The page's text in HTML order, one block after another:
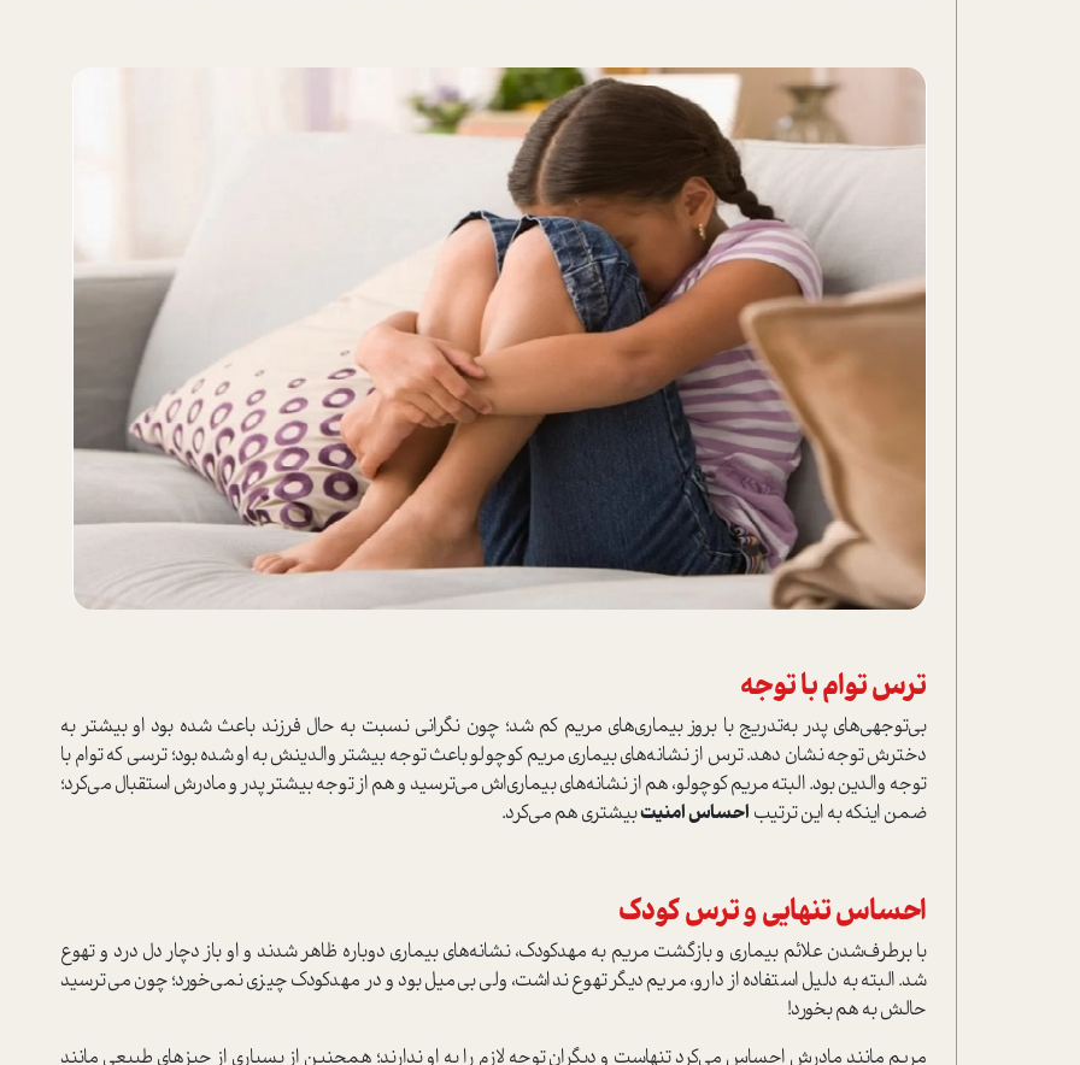
ترس توام با توجه
بي‌توجهي‌هاي پدر به‌تدريج با بروز بيماري‌هاي مريم كم شد؛ چون نگراني نسبت به حال فرزند باعث شده بود او بيشتر به
دخترش توجه نشان دهد. ترس از نشانه‌هاي بيماري مريم كوچولو باعث توجه بيشتر والدينش به او شده بود؛ ترسي كه توام با
توجه والدين بود. البته مريم كوچولو، هم از نشانه‌هاي بيماري‌اش مي‌ترسيد و هم از توجه بيشتر پدر و مادرش استقبال مي‌كرد؛
ضمن اينكه به اين ترتيب احساس امنيتبيشتري هم مي‌كرد.
احساس تنهايي و ترس كودك
با برطرف‌شدن علائم بيماري و بازگشت مريم به مهد‌كودك، نشانه‌هاي بيماري دوباره ظاهر شدند و او باز دچار دل درد و تهوع
شد. البته به دليل استفاده از دارو، مريم ديگر تهوع نداشت، ولي بي‌ميل بود و در مهد‌كودك چيزي نمي‌خورد؛ چون مي‌ترسيد
حالش به هم بخورد!
مريم مانند مادرش احساس مي‌كرد تنهاست و ديگران توجه لازم را به او ندارند؛ همچنين از بسياري از چيزهاي طبيعي مانند